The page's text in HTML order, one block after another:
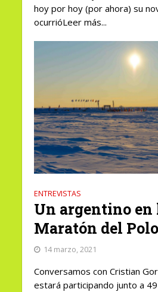
hoy por hoy (por ahora) su
ocurrióLeer más...
ENTREVISTAS
Un argentino en
Maratón del
14 marzo, 2021
Conversamos con Cristian
estará participando junto a